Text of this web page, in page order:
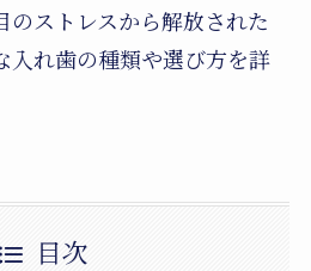
ストレスから解放された
入れ歯の種類や選び方を詳
目次